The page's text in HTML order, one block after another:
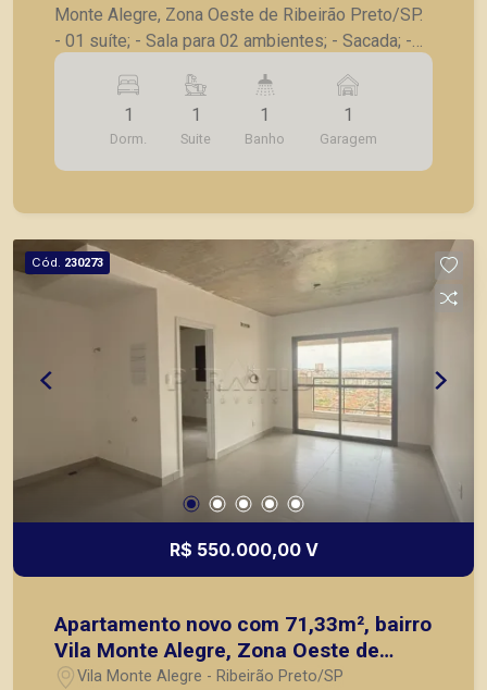
Monte Alegre, Zona Oeste de Ribeirão Preto/SP.
- 01 suíte; - Sala para 02 ambientes; - Sacada; -
Cozinha; - Área de serviço; - 1 vaga de garagem.
A Piramid tem como objetivo atender seus
clientes com agilidade e segurança, em locação,
vendas de imóveis prontos, usados ou mesmo
nos principais lançamentos da cidade de Ribeirão
1
Dorm.
1
Suite
1
Banho
1
Garagem
Cód. 230273
R$ 550.000,00 V
Apartamento novo com 71,33m², bairro
Vila Monte Alegre, Zona Oeste de
Ribeirão Preto/SP.
Vila Monte Alegre - Ribeirão Preto/SP